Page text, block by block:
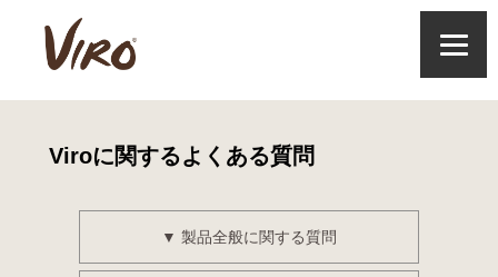
Viroに関するよくある質問
▼ 製品全般に関する質問